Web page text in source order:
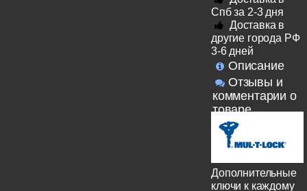
Спб за 2-3 дня
Доставка в
другие города РФ
3-6 дней
Описание
Отзывы и
комментарии о
товаре
Дополнительные
ключи к каждому